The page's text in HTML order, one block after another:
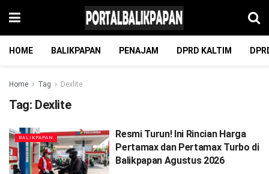
HOME BALIKPAPAN PENAJAM DPRD KALTIM
Home Tag Dexlite
Tag: Dexlite
BALIKPAPAN
Resmi Turun! Ini Rincian Harga
Pertamax dan Pertamax Turbo di
Balikpapan Agustus 2026